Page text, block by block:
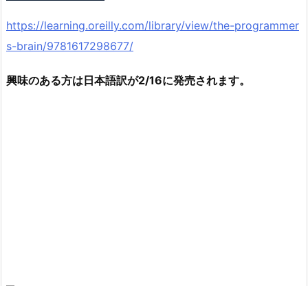
https://learning.oreilly.com/library/view/the-programmer
s-brain/9781617298677/
興味のある方は日本語訳が2/16に発売されます。